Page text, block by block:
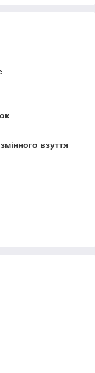
взуття